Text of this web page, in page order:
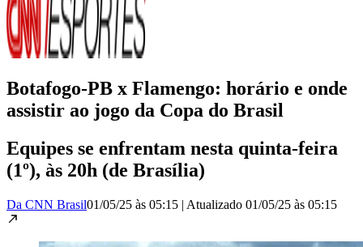
Botafogo-PB x Flamengo: horário e onde
assistir ao jogo da Copa do Brasil
Equipes se enfrentam nesta quinta-feira
(1º), às 20h (de Brasília)
Da CNN Brasil01/05/25 às 05:15 | Atualizado 01/05/25 às 05:15